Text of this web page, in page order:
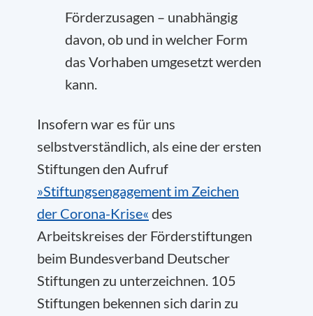
Förderzusagen – unabhängig
davon, ob und in welcher Form
das Vorhaben umgesetzt werden
kann.
Insofern war es für uns
selbstverständlich, als eine der ersten
Stiftungen den Aufruf
»Stiftungsengagement im Zeichen
der Corona-Krise« des
Arbeitskreises der Förderstiftungen
beim Bundesverband Deutscher
Stiftungen zu unterzeichnen. 105
Stiftungen bekennen sich darin zu